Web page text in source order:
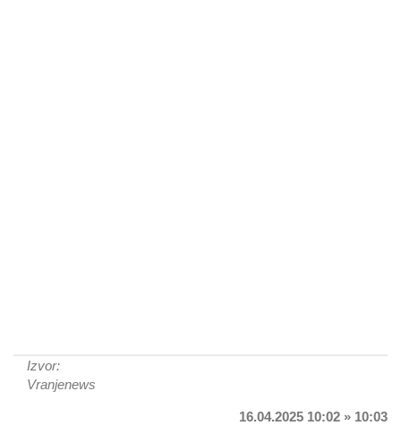
Izvor:
Vranjenews
16.04.2025 10:02 » 10:03